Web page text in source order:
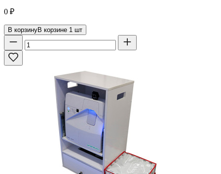
0 ₽
В корзинуВ корзине 1 шт